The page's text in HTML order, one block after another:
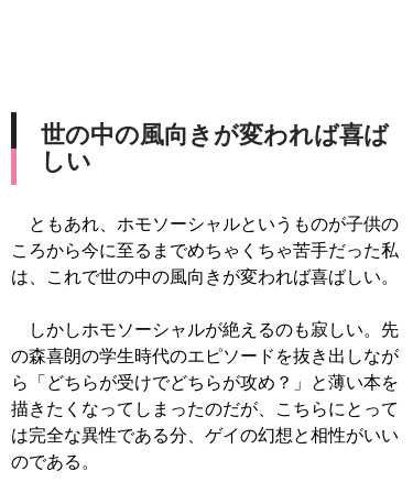
世の中の風向きが変われば喜ば
しい
ともあれ、ホモソーシャルというものが子供の
ころから今に至るまでめちゃくちゃ苦手だった私
は、これで世の中の風向きが変われば喜ばしい。
しかしホモソーシャルが絶えるのも寂しい。先
の森喜朗の学生時代のエピソードを抜き出しなが
ら「どちらが受けでどちらが攻め？」と薄い本を
描きたくなってしまったのだが、こちらにとって
は完全な異性である分、ゲイの幻想と相性がいい
のである。